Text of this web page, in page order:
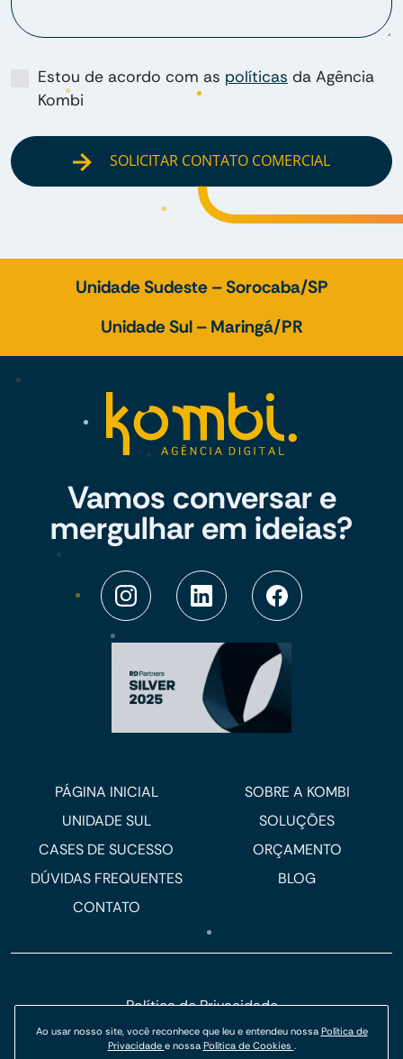
Estou de acordo com as políticas da Agência
Kombi
SOLICITAR CONTATO COMERCIAL
Unidade Sudeste – Sorocaba/SP
Unidade Sul – Maringá/PR
Vamos conversar e
mergulhar em ideias?
PÁGINA INICIAL
SOBRE A KOMBI
UNIDADE SUL
SOLUÇÕES
CASES DE SUCESSO
ORÇAMENTO
DÚVIDAS FREQUENTES
BLOG
CONTATO
Política de Privacidade
Política de Cookies
Ao usar nosso site, você reconhece que leu e entendeu nossa Política de
Privacidade e nossa Política de Cookies .